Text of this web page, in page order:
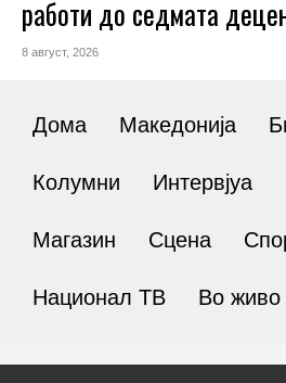
работи до седмата
8 август, 2026
Дома Македонија
Колумни Интервјуа
Магазин Сцена
Национал ТВ Во живо